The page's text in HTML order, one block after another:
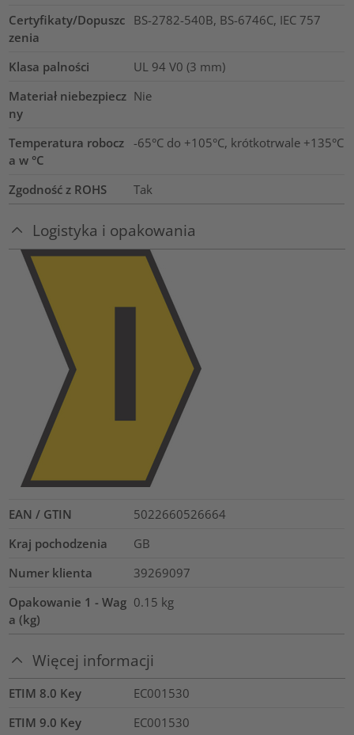
Certyfikaty/Dopuszc
zenia
BS-2782-540B, BS-6746C, IEC 757
Klasa palności
UL 94 V0 (3 mm)
Materiał niebezpiecz
ny
Nie
Temperatura robocz
a w °C
-65°C do +105°C, krótkotrwale +135°C
Zgodność z ROHS Tak
Logistyka i opakowania
EAN / GTIN
5022660526664
Kraj pochodzenia
GB
Numer klienta
39269097
Opakowanie 1 - Wag
a (kg)
0.15 kg
Więcej informacji
ETIM 8.0 Key
EC001530
ETIM 9.0 Key
EC001530